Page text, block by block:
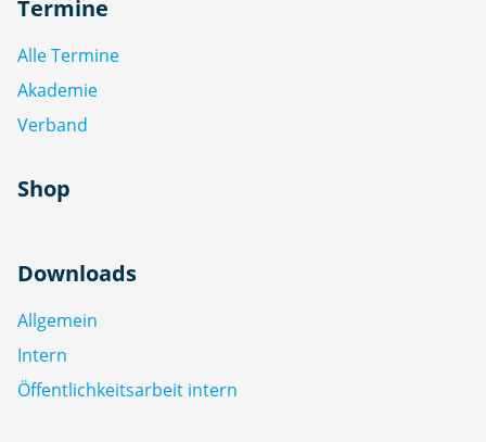
Termine
Alle Termine
Akademie
Verband
Shop
Downloads
Allgemein
Intern
Öffentlichkeitsarbeit intern